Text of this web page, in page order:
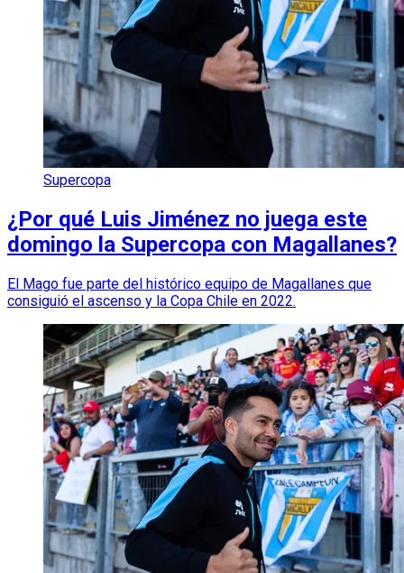
Supercopa
¿Por qué Luis Jiménez no juega este
domingo la Supercopa con Magallanes?
El Mago fue parte del histórico equipo de Magallanes que
consiguió el ascenso y la Copa Chile en 2022.